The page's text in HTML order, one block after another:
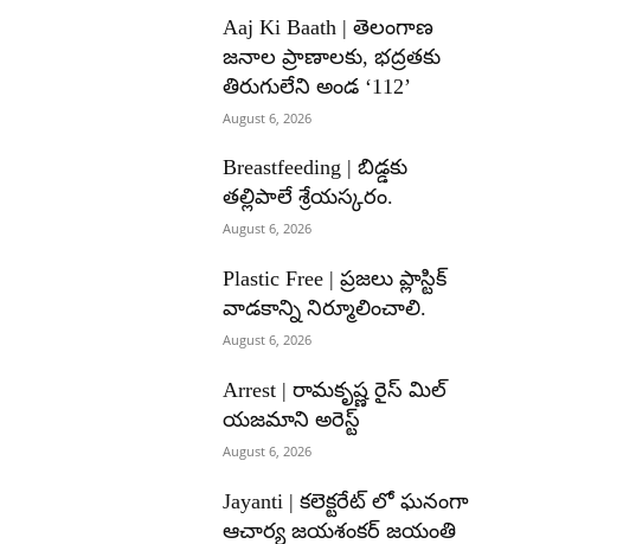
Aaj Ki Baath | తెలంగాణ
జనాల ప్రాణాలకు, భద్రతకు
తిరుగులేని అండ ‘112’
August 6, 2026
Breastfeeding | బిడ్డకు
తల్లిపాలే శ్రేయస్కరం.
August 6, 2026
Plastic Free | ప్రజలు ప్లాస్టిక్
వాడకాన్ని నిర్మూలించాలి.
August 6, 2026
Arrest | రామకృష్ణ రైస్ మిల్
యజమాని అరెస్ట్
August 6, 2026
Jayanti | కలెక్టరేట్ లో ఘనంగా
ఆచార్య జయశంకర్ జయంతి